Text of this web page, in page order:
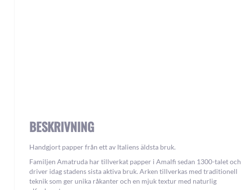
BESKRIVNING
Handgjort papper från ett av Italiens äldsta bruk.
Familjen Amatruda har tillverkat papper i Amalfi sedan 1300-talet och
driver idag stadens sista aktiva bruk. Arken tillverkas med traditionell
teknik som ger unika råkanter och en mjuk textur med naturlig